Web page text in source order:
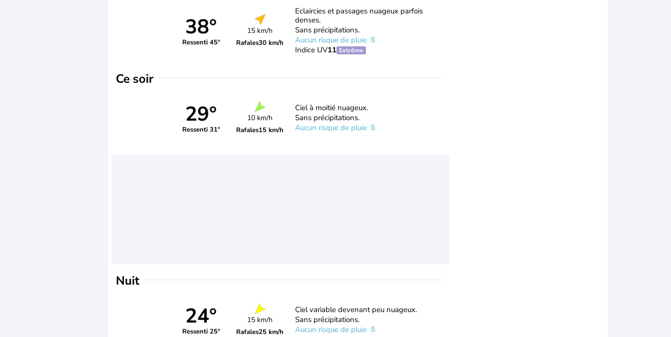
38°
Ressenti 45°
15 km/h
Rafales30 km/h
Eclaircies et passages nuageux parfois
denses.
Sans précipitations.
Aucun risque de pluie
Indice UV11 Extrême
Ce soir
29°
Ressenti 31°
10 km/h
Rafales15 km/h
Ciel à moitié nuageux.
Sans précipitations.
Aucun risque de pluie
Nuit
24°
Ressenti 25°
15 km/h
Rafales25 km/h
Ciel variable devenant peu nuageux.
Sans précipitations.
Aucun risque de pluie